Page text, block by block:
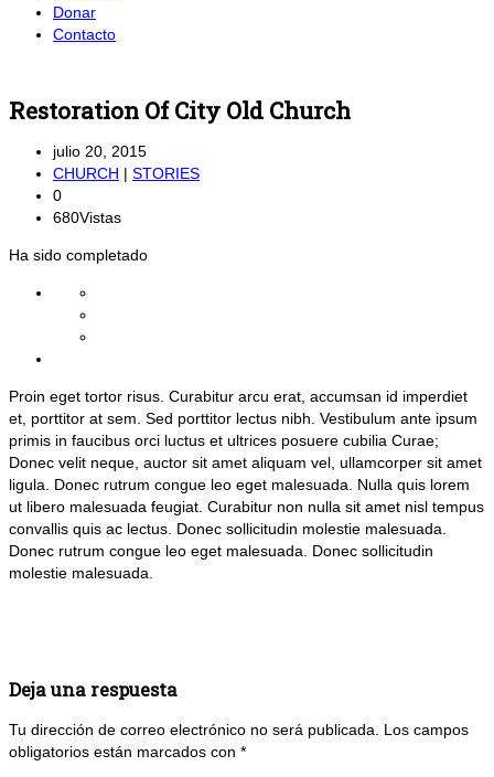
Donar
Contacto
Restoration Of City Old Church
julio 20, 2015
CHURCH | STORIES
0
680Vistas
Ha sido completado
Proin eget tortor risus. Curabitur arcu erat, accumsan id imperdiet
et, porttitor at sem. Sed porttitor lectus nibh. Vestibulum ante ipsum
primis in faucibus orci luctus et ultrices posuere cubilia Curae;
Donec velit neque, auctor sit amet aliquam vel, ullamcorper sit amet
ligula. Donec rutrum congue leo eget malesuada. Nulla quis lorem
ut libero malesuada feugiat. Curabitur non nulla sit amet nisl tempus
convallis quis ac lectus. Donec sollicitudin molestie malesuada.
Donec rutrum congue leo eget malesuada. Donec sollicitudin
molestie malesuada.
Deja una respuesta
Tu dirección de correo electrónico no será publicada.
Los campos
obligatorios están marcados con *